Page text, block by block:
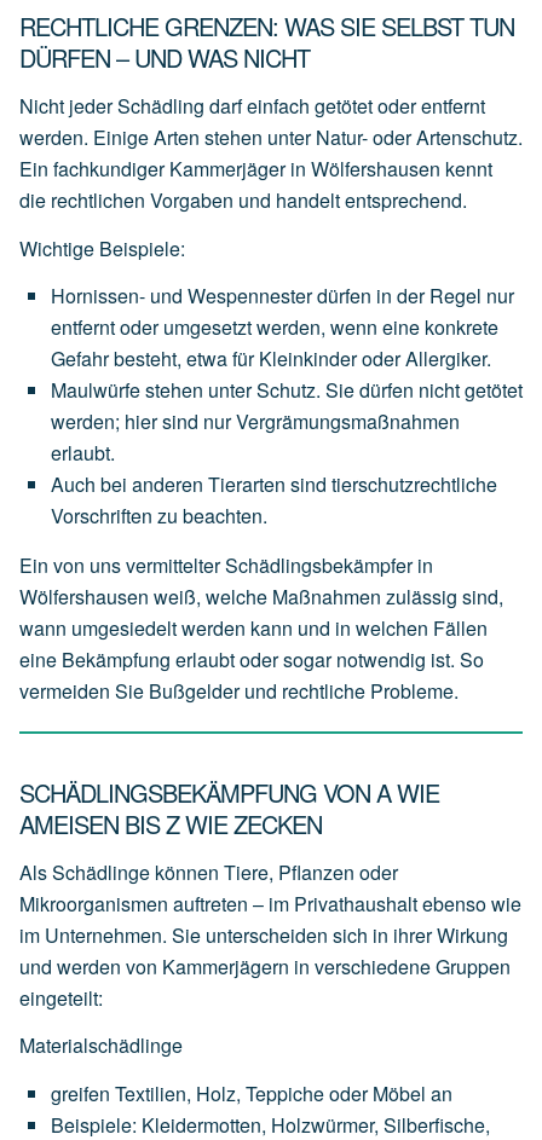
RECHTLICHE GRENZEN: WAS SIE SELBST TUN
DÜRFEN – UND WAS NICHT
Nicht jeder Schädling darf einfach getötet oder entfernt
werden. Einige Arten stehen unter Natur- oder Artenschutz.
Ein fachkundiger Kammerjäger in Wölfershausen kennt
die rechtlichen Vorgaben und handelt entsprechend.
Wichtige Beispiele:
Hornissen- und Wespennesterdürfen in der Regel nur
entferntoder umgesetztwerden, wenn eine konkrete
Gefahrbesteht, etwafür KleinkinderoderAllergiker.
Maulwürfestehen unterSchutz. Siedürfen nichtgetötet
werden; hiersind nurVergrämungsmaßnahmen
erlaubt.
Auch bei anderen Tierarten sind tierschutzrechtliche
Vorschriften zu beachten.
Ein von uns vermittelter Schädlingsbekämpfer in
Wölfershausen weiß, welche Maßnahmen zulässig sind,
wann umgesiedelt werden kann und in welchen Fällen
eine Bekämpfung erlaubt oder sogar notwendig ist. So
vermeiden Sie Bußgelder und rechtliche Probleme.
SCHÄDLINGSBEKÄMPFUNG VON A WIE
AMEISEN BIS Z WIE ZECKEN
Als Schädlinge können Tiere, Pflanzen oder
Mikroorganismen auftreten – im Privathaushalt ebenso wie
im Unternehmen. Sie unterscheiden sich in ihrer Wirkung
und werden von Kammerjägern in verschiedene Gruppen
eingeteilt:
Materialschädlinge
greifen Textilien, Holz, Teppicheoder Möbel an
Beispiele: Kleidermotten, Holzwürmer, Silberfische,